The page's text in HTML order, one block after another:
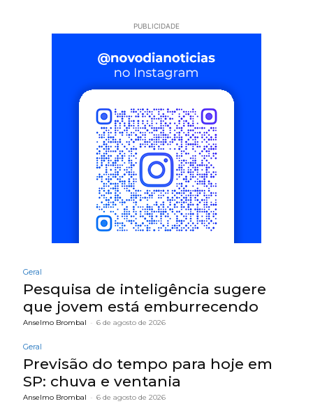
PUBLICIDADE
Geral
Pesquisa de inteligência sugere
que jovem está emburrecendo
Anselmo Brombal - 6 de agosto de 2026
Geral
Previsão do tempo para hoje em
SP: chuva e ventania
Anselmo Brombal - 6 de agosto de 2026